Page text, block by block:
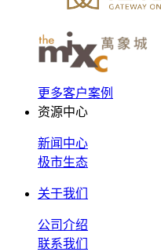
更多客户案例
资源中心
新闻中心
极市生态
关于我们
公司介绍
联系我们